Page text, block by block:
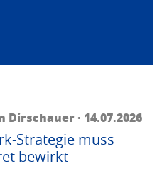
Dirschauer· 14.07.2026
Strategie muss
bewirkt